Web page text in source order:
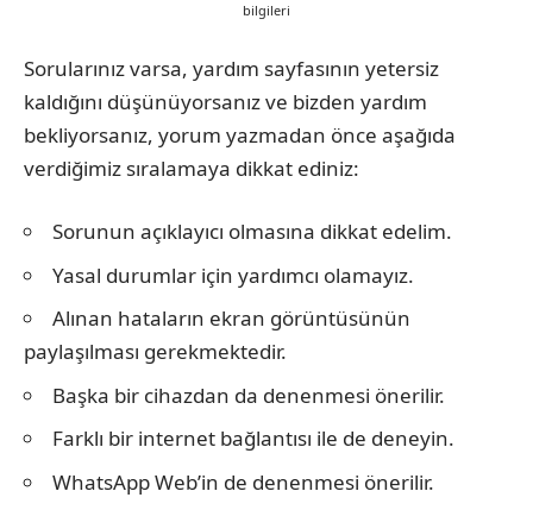
bilgileri
Sorularınız varsa, yardım sayfasının yetersiz
kaldığını düşünüyorsanız ve bizden yardım
bekliyorsanız, yorum yazmadan önce aşağıda
verdiğimiz sıralamaya dikkat ediniz:
Sorunun açıklayıcı olmasına dikkat edelim.
Yasal durumlar için yardımcı olamayız.
Alınan hataların ekran görüntüsünün
paylaşılması gerekmektedir.
Başka bir cihazdan da denenmesi önerilir.
Farklı bir internet bağlantısı ile de deneyin.
WhatsApp Web’in de denenmesi önerilir.